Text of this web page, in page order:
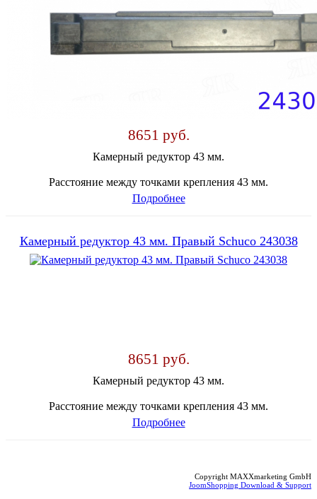
8651 руб.
Камерный редуктор 43 мм.
Расстояние между точками крепления 43 мм.
Подробнее
Камерный редуктор 43 мм. Правый Schuco 243038
8651 руб.
Камерный редуктор 43 мм.
Расстояние между точками крепления 43 мм.
Подробнее
Copyright MAXXmarketing GmbH
JoomShopping Download & Support